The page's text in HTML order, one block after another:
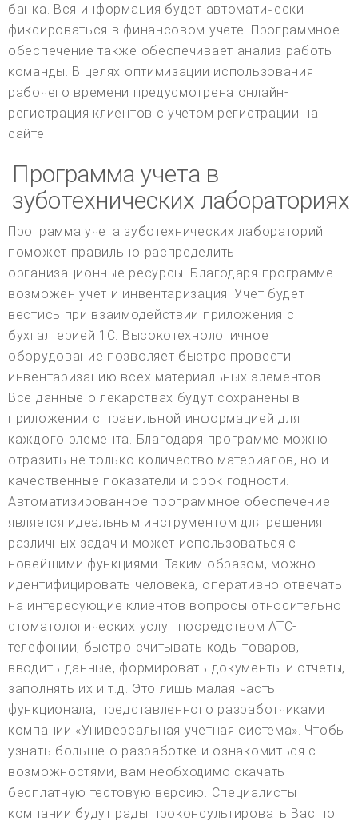
банка. Вся информация будет автоматически
фиксироваться в финансовом учете. Программное
обеспечение также обеспечивает анализ работы
команды. В целях оптимизации использования
рабочего времени предусмотрена онлайн-
регистрация клиентов с учетом регистрации на
сайте.
Программа учета в
зуботехнических лабораториях
Программа учета зуботехнических лабораторий
поможет правильно распределить
организационные ресурсы. Благодаря программе
возможен учет и инвентаризация. Учет будет
вестись при взаимодействии приложения с
бухгалтерией 1С. Высокотехнологичное
оборудование позволяет быстро провести
инвентаризацию всех материальных элементов.
Все данные о лекарствах будут сохранены в
приложении с правильной информацией для
каждого элемента. Благодаря программе можно
отразить не только количество материалов, но и
качественные показатели и срок годности.
Автоматизированное программное обеспечение
является идеальным инструментом для решения
различных задач и может использоваться с
новейшими функциями. Таким образом, можно
идентифицировать человека, оперативно отвечать
на интересующие клиентов вопросы относительно
стоматологических услуг посредством АТС-
телефонии, быстро считывать коды товаров,
вводить данные, формировать документы и отчеты,
заполнять их и т.д. Это лишь малая часть
функционала, представленного разработчиками
компании «Универсальная учетная система». Чтобы
узнать больше о разработке и ознакомиться с
возможностями, вам необходимо скачать
бесплатную тестовую версию. Специалисты
компании будут рады проконсультировать Вас по